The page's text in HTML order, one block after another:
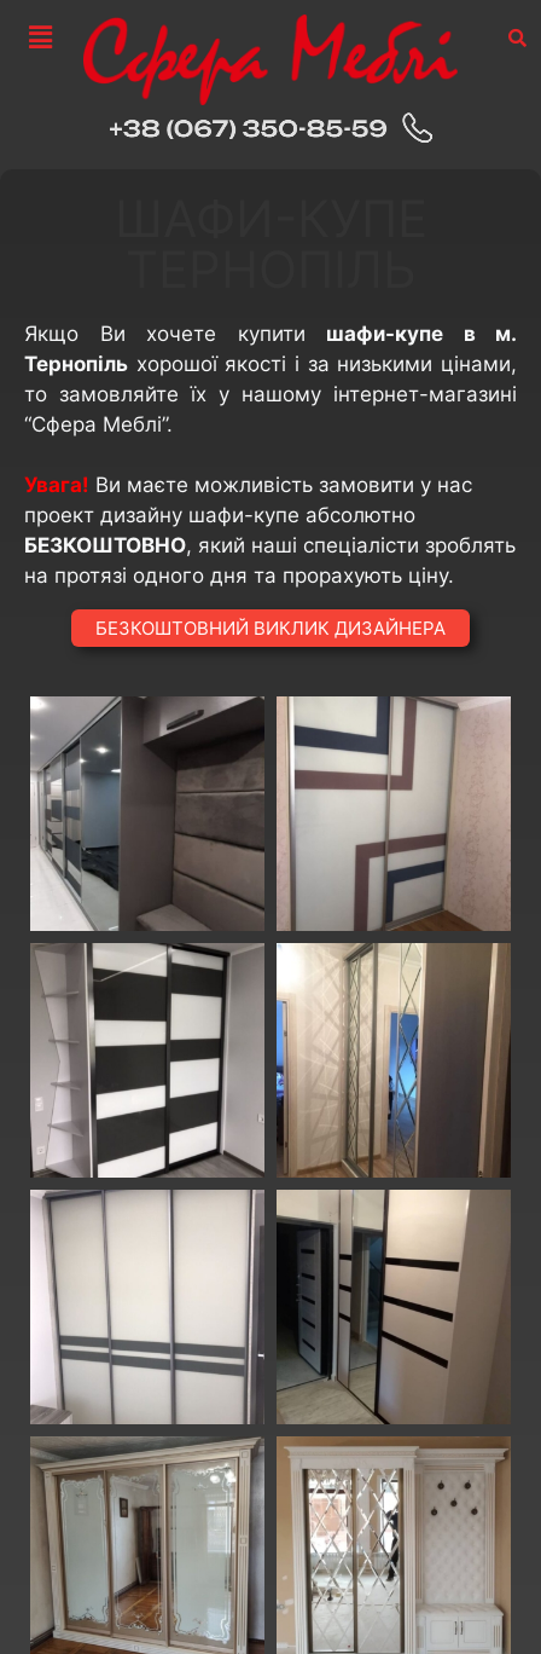
Якщо Ви хочете купити шафи-купе в м.
Тернопіль хорошої якості і за низькими цінами,
то замовляйте їх у нашому інтернет-магазині
“Сфера Меблі”.
Увага! Ви маєте можливість замовити у нас
проект дизайну шафи-купе абсолютно
БЕЗКОШТОВНО, який наші спеціалісти зроблять
на протязі одного дня та прорахують ціну.
БЕЗКОШТОВНИЙ ВИКЛИК ДИЗАЙНЕРА